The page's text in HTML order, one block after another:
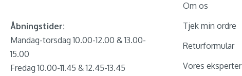
Åbningstider:
Mandag-torsdag 10.00-12.00 & 13.00-
15.00
Fredag 10.00-11.45 & 12.45-13.45
Om os
Tjek min ordre
Returformular
Vores eksperter